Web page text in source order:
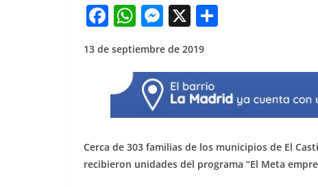
F
c
b
o
o
k
W
at
s
A
p
p
M
e
ss
e
n
g
er
X
e
13 de septiembre de 2019
Cerca de 303 familias de los municipios de El
recibieron unidades del programa “El Meta